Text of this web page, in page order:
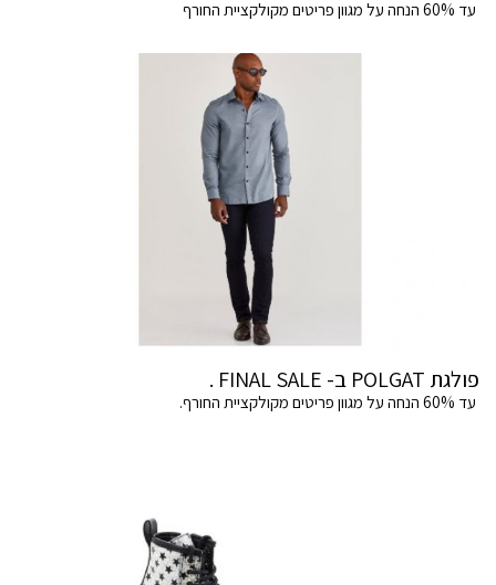
עד 60% הנחה על מגוון פריטים מקולקציית החורף
פולגת POLGAT ב- FINAL SALE .
עד 60% הנחה על מגוון פריטים מקולקציית החורף.